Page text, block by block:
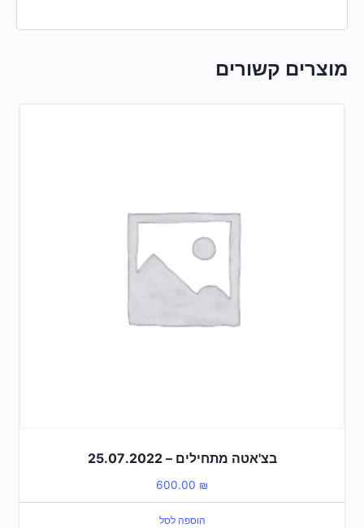
מוצרים קשורים
בצ'אטה מתחילים – 25.07.2022
600.00 ₪
הוספה לסל